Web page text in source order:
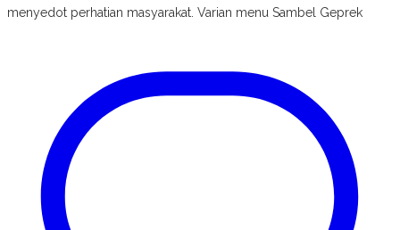
menyedot perhatian masyarakat. Varian menu Sambel Geprek